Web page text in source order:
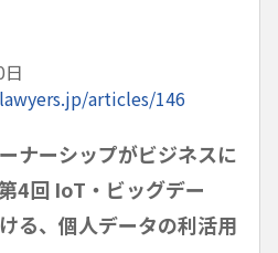
articles/146
ナーシップがビジネスに
4回 IoT・ビッグデー
る、個人データの利活用